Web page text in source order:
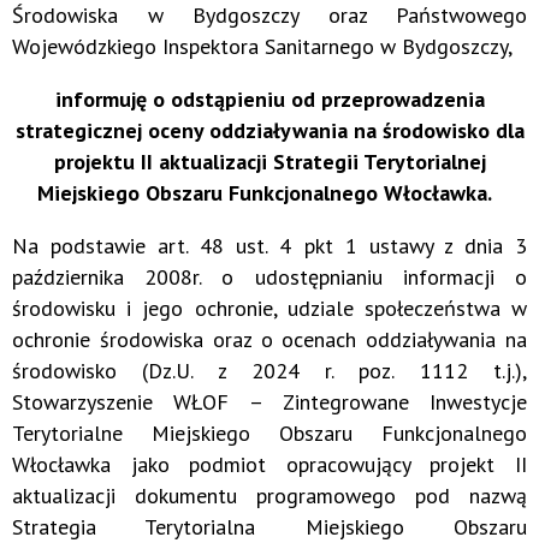
Środowiska w Bydgoszczy oraz Państwowego
Wojewódzkiego Inspektora Sanitarnego w Bydgoszczy,
informuję o odstąpieniu od przeprowadzenia
strategicznej oceny oddziaływania na środowisko dla
projektu II aktualizacji Strategii Terytorialnej
Miejskiego Obszaru Funkcjonalnego Włocławka.
Na podstawie art. 48 ust. 4 pkt 1 ustawy z dnia 3
października 2008r. o udostępnianiu informacji o
środowisku i jego ochronie, udziale społeczeństwa w
ochronie środowiska oraz o ocenach oddziaływania na
środowisko (Dz.U. z 2024 r. poz. 1112 t.j.),
Stowarzyszenie WŁOF – Zintegrowane Inwestycje
Terytorialne Miejskiego Obszaru Funkcjonalnego
Włocławka jako podmiot opracowujący projekt II
aktualizacji dokumentu programowego pod nazwą
Strategia Terytorialna Miejskiego Obszaru